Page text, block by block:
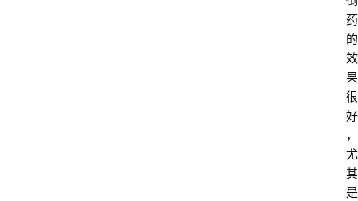
药
的
效
果
很
好
，
尤
其
是